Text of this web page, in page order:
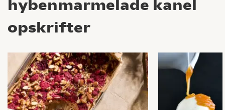
hybenmarmelade kanel
opskrifter